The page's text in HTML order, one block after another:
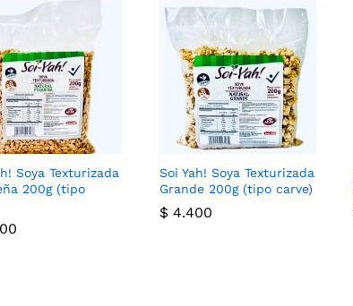
Soya Texturizada
200g (tipo
Soi Yah! Soya Texturizada
Grande 200g (tipo carve)
$ 4.400
$ 4.400